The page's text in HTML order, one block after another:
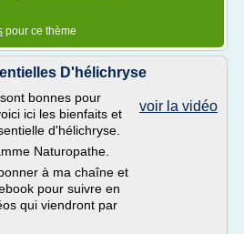
pour ce thème
D'hélichryse
voir la vidéo
bonnes pour
ici les bienfaits et
d'hélichryse.
Naturopathe.
à ma chaîne et
pour suivre en
qui viendront par